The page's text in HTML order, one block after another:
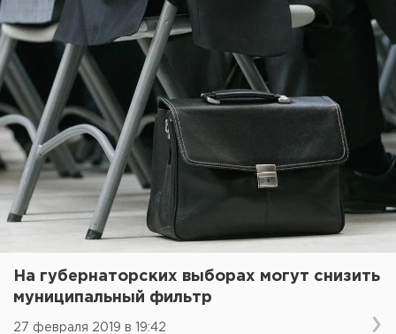
На губернаторских выборах могут снизить
муниципальный фильтр
27 февраля 2019 в 19:42